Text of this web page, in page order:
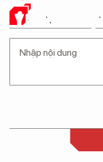
Ý KIẾN CỦA